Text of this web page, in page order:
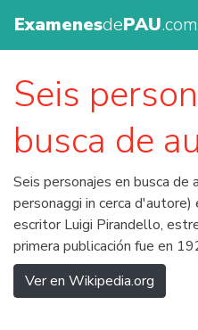
ExamenesdePAU.com
Seis
busca de
Seis personajes en busca de
personaggi in cerca
escritor Luigi Pirandello,
primera publicación fue en
Ver en Wikipedia.org